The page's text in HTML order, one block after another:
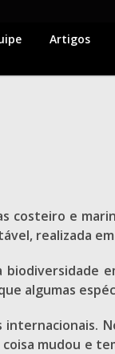
Artigos
costeiro e
realizada
algumas
mudou e